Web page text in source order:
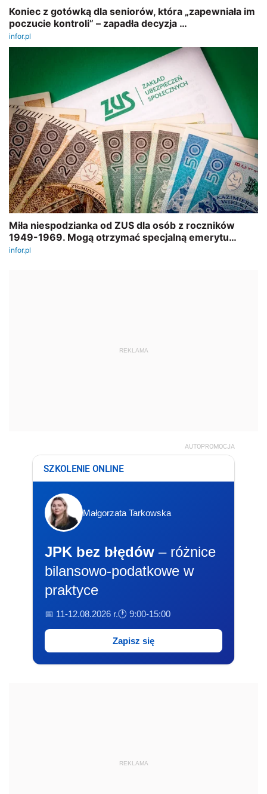
REKLAMA
AUTOPROMOCJA
SZKOLENIE ONLINE
Małgorzata Tarkowska
JPK bez błędów – różnice
bilansowo-podatkowe w
praktyce
📅 11-12.08.2026 r.🕐 9:00-15:00
Zapisz się
REKLAMA